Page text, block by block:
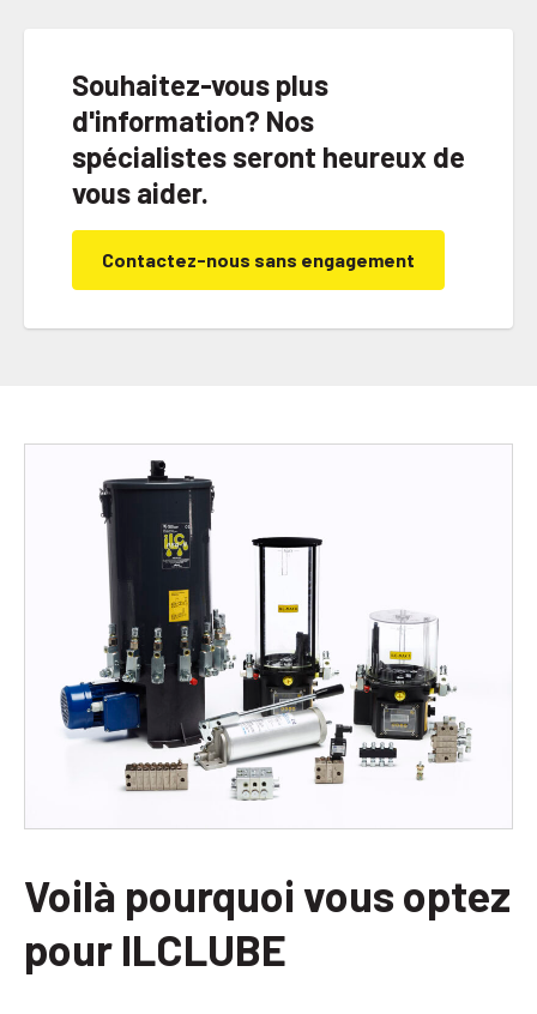
Souhaitez-vous plus
d'information? Nos
spécialistes seront heureux de
vous aider.
Contactez-nous sans engagement
Voilà pourquoi vous optez
pour ILCLUBE